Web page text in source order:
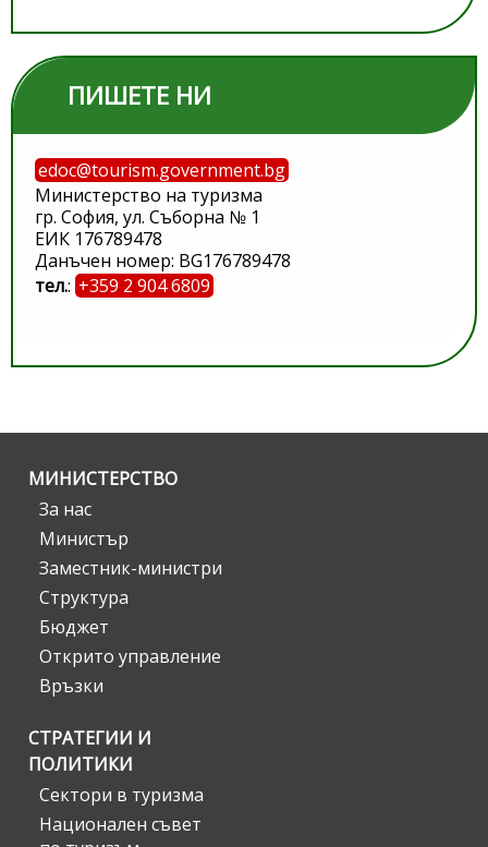
ПИШЕТЕ НИ
edoc@tourism.government.bg
Министерство на туризма
гр. София, ул. Съборна № 1
ЕИК 176789478
Данъчен номер: BG176789478
тел.: +359 2 904 6809
МИНИСТЕРСТВО
За нас
Министър
Заместник-министри
Структура
Бюджет
Открито управление
Връзки
СТРАТЕГИИ И
ПОЛИТИКИ
Сектори в туризма
Национален съвет